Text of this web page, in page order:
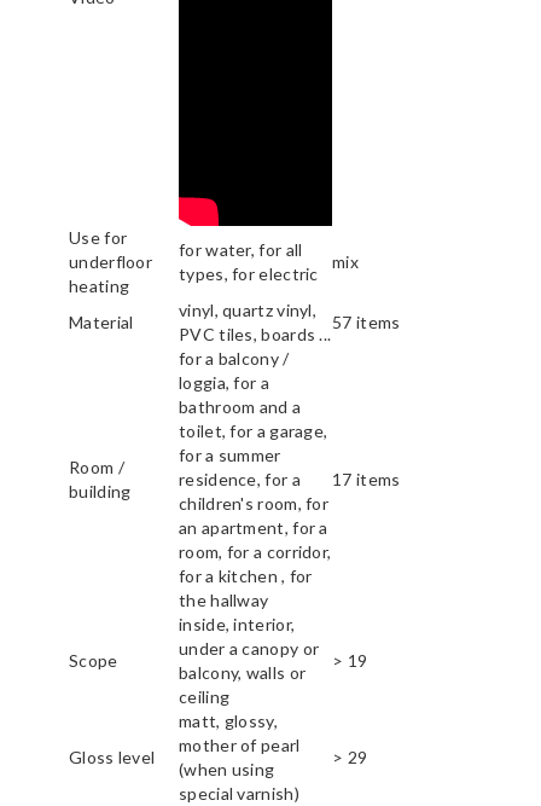
Use for
underfloor
heating
for water, for all
types, for electric
mix
Material
vinyl, quartz vinyl,
PVC tiles, boards ...
57 items
Room /
building
for a balcony /
loggia, for a
bathroom and a
toilet, for a garage,
for a summer
residence, for a
children's room, for
an apartment, for a
room, for a corridor,
for a kitchen , for
the hallway
17 items
Scope
inside, interior,
under a canopy or
balcony, walls or
ceiling
> 19
Gloss level
matt, glossy,
mother of pearl
(when using
special varnish)
> 29